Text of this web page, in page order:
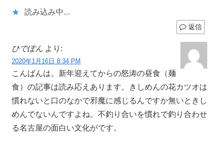
読み込み中…
返信
ひでぽん より:
2020年1月16日 8:34 PM
こんばんは。新年迎えてからの怒涛の昼食（麺
食）の記事は読み応えあります。きしめんの花カツオは
慣れないと口のなかで邪魔に感じるんですか無いときし
めんでないんですよね。不釣り合いを慣れで釣り合わせ
る名古屋の面白い文化がです。